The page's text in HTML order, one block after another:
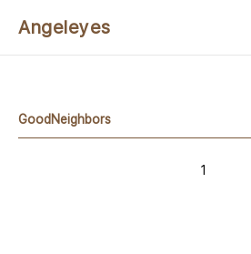
Angeleyes
GoodNeighbors
1